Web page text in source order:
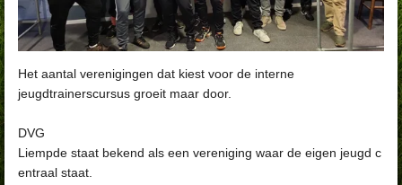
Het aantal verenigingen dat kiest voor de interne
jeugdtrainerscursus groeit maar door.
DVG
Liempde staat bekend als een vereniging waar de eigen jeugd c
entraal staat.